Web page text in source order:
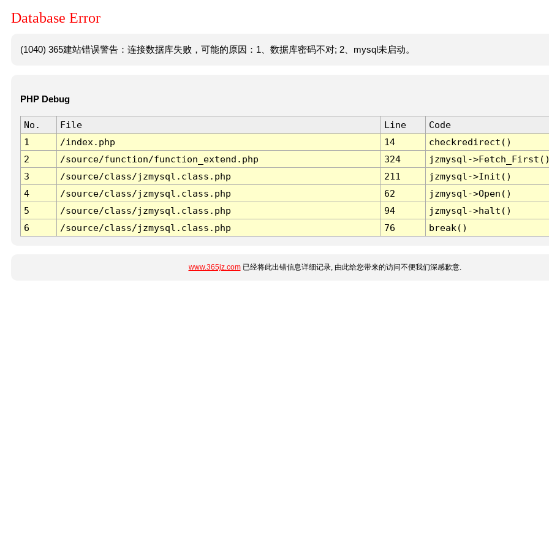
Database Error
(1040) 365建站错误警告：连接数据库失败，可能的原因：1、数据库密码不对; 2、mysql未启动。
PHP Debug
No. File Line
Code
1
/index.php 14
checkredirect()
2
/source/function/function_extend.php 324
jzmysql-
3
/source/class/jzmysql.class.php 211
jzmysql->Init()
4
/source/class/jzmysql.class.php 62
jzmysql->Open()
5
/source/class/jzmysql.class.php 94
jzmysql->halt()
6
/source/class/jzmysql.class.php 76 break()
www.365jz.com已经将此出错信息详细记录, 由此给您带来的访问不便我们深感歉意.